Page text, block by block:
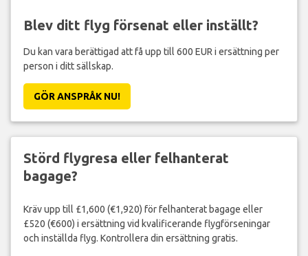
Blev ditt flyg försenat eller inställt?
Du kan vara berättigad att få upp till 600 EUR i ersättning per
person i ditt sällskap.
GÖR ANSPRÅK NU!
Störd flygresa eller felhanterat
bagage?
Kräv upp till £1,600 (€1,920) för felhanterat bagage eller
£520 (€600) i ersättning vid kvalificerande flygförseningar
och inställda flyg. Kontrollera din ersättning gratis.